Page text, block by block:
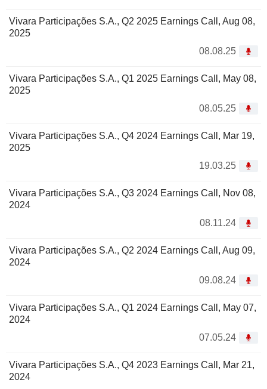
Vivara Participações S.A., Q2 2025 Earnings Call, Aug 08,
2025
08.08.25
Vivara Participações S.A., Q1 2025 Earnings Call, May 08,
2025
08.05.25
Vivara Participações S.A., Q4 2024 Earnings Call, Mar 19,
2025
19.03.25
Vivara Participações S.A., Q3 2024 Earnings Call, Nov 08,
2024
08.11.24
Vivara Participações S.A., Q2 2024 Earnings Call, Aug 09,
2024
09.08.24
Vivara Participações S.A., Q1 2024 Earnings Call, May 07,
2024
07.05.24
Vivara Participações S.A., Q4 2023 Earnings Call, Mar 21,
2024